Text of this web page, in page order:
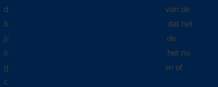
door en werken nauw samen met surveyors van de
betrokken klassebureaus. Zo garanderen we dat het
jacht veilig, betrouwbaar en volledig volgens de
internationale regelgeving blijft opereren – of het nu
gaat om zeewaardige prestaties, milieunormen of
comfort aan boord.